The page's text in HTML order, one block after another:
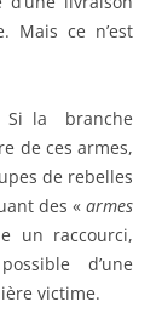
Mais ce n’est
Si la branche
de ces armes,
de rebelles
des « armes
un raccourci,
d’une
victime.